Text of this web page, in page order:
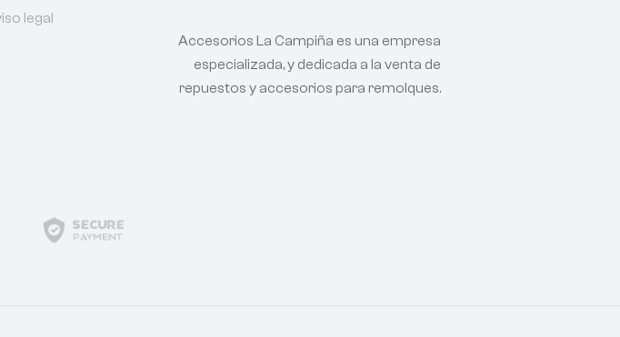
legal
Accesorios La Campiña es una empresa
especializada, y dedicada a la venta de
repuestos y accesorios para remolques.